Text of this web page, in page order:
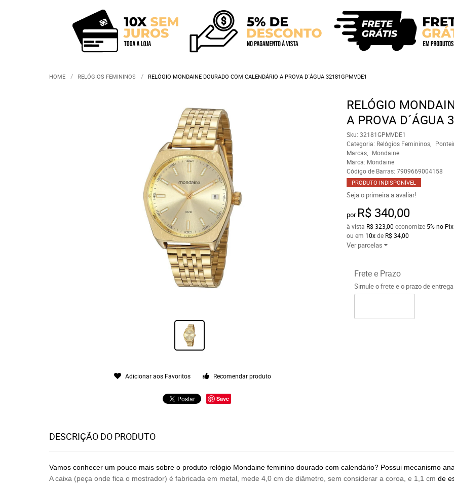
HOME RELÓGIOS FEMININOS RELÓGIO MONDAINE DOURADO COM CALENDÁRIO A PROVA D´ÁGUA 32181GPMVDE1
Adicionar aos Favoritos Recomendar produto
Save
RELÓGIO
A PROVA D´ÁGUA
Sku: 32181GPMVDE1
Categoria: Relógios Femininos
Marcas
Mondaine
Marca: Mondaine
Código de Barras: 7909669004158
PRODUTO INDISPONÍVEL
Seja o primeira a avaliar!
por R$ 340,00
à vista R$ 323,00 economize 5% no Pix
ou em 10xde R$ 34,00
Ver parcelas
Frete e Prazo
Simule o frete e o prazo de
DESCRIÇÃO DO PRODUTO
Vamos conhecer um pouco mais sobre o produto relógio Mondaine feminino dourado com calendário? Possui mecanismo
A caixa (peça onde fica o mostrador) é fabricada em metal, mede 4,0 cm de diâmetro, sem considerar a coroa, e 1,1 cm de